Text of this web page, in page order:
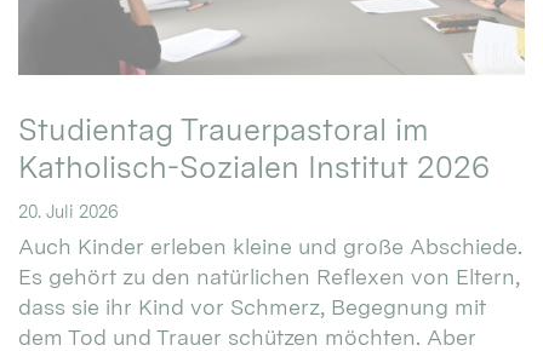
Studientag Trauerpastoral im
Katholisch-Sozialen Institut 2026
20. Juli 2026
Auch Kinder erleben kleine und große Abschiede.
Es gehört zu den natürlichen Reflexen von Eltern,
dass sie ihr Kind vor Schmerz, Begegnung mit
dem Tod und Trauer schützen möchten. Aber